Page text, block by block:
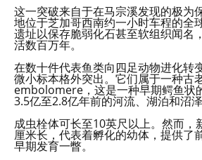
这一突破来自于在马宗溪发现的极为
地位于芝加哥西南约一小时车程的全
遗址以保存脆弱化石甚至软组织闻名
活数百万年。
在数十件代表鱼类向四足动物进化转
微小标本格外突出。它们属于一种古
embolomere，这是一种早期鳄鱼状
3.5亿至2.8亿年前的河流、湖泊和沼泽
成虫栓体可长至10英尺以上。然而，
厘米长，代表着孵化的幼体，提供了
早期发育一瞥。